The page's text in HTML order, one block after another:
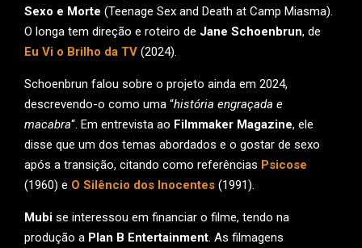
Sexo e Morte (Teenage Sex and Death at Camp Miasma).
O longa tem direção e roteiro de Jane Schoenbrun, de
Eu Vi o Brilho da TV (2024).
Schoenbrun falou sobre o projeto ainda em 2024,
descrevendo-o como uma “história engraçada e
macabra“. Em entrevista ao Filmmaker Magazine, ele
disse que um dos temas abordados e o gostar de sexo
após a transição, citando como referências Psicose
(1960) e O Silêncio dos Inocentes (1991).
Mubi se interessou em financiar o filme, tendo na
produção a Plan B Entertainment. As filmagens